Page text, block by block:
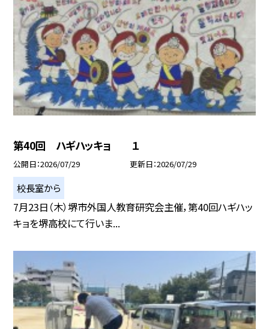
第40回 ハギハッキョ １
公開日 2026/07/29 更新日 2026/07/29
校長室から
7月23日（木）堺市外国人教育研究会主催，第40回ハギハッ
キョを堺高校にて行いま...